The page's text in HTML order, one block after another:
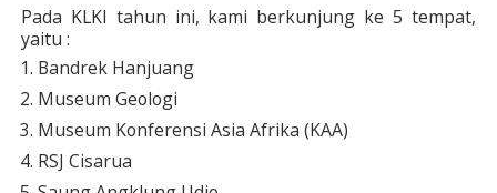
Pada KLKI tahun ini, kami berkunjung ke 5 tempat,
yaitu :
Bandrek Hanjuang
Museum Geologi
Museum Konferensi Asia Afrika (KAA)
RSJ Cisarua